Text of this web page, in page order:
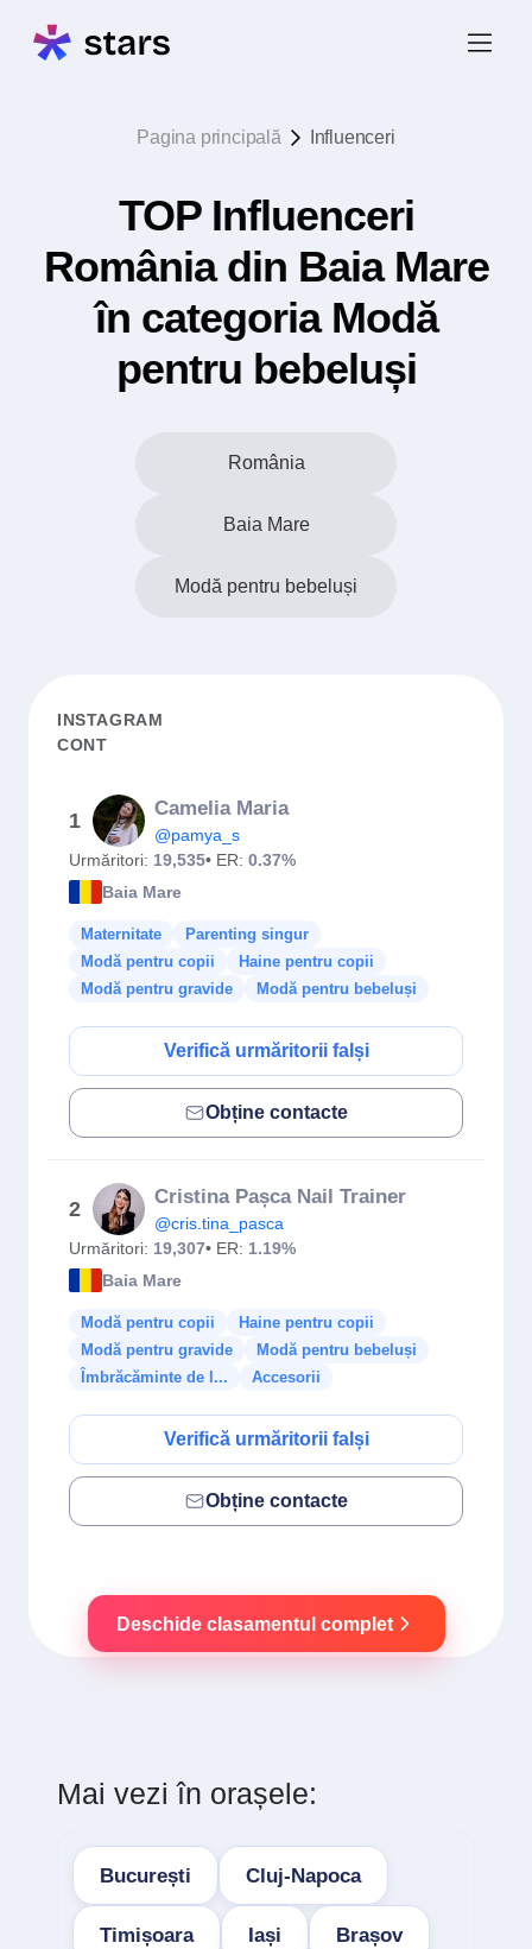
Pagina principală Influenceri
TOP Influenceri
România din Baia Mare
în categoria Modă
pentru bebeluși
România
Baia Mare
Modă pentru bebeluși
INSTAGRAM
CONT
1
Camelia Maria
@pamya_s
Urmăritori: 19,535• ER: 0.37%
Baia Mare
Maternitate
Parenting singur
Modă pentru copii
Haine pentru copii
Modă pentru gravide
Modă pentru bebeluși
Verifică urmăritorii falși
Obține contacte
2
Cristina Pașca Nail Trainer
@cris.tina_pasca
Urmăritori: 19,307• ER: 1.19%
Baia Mare
Modă pentru copii
Haine pentru copii
Modă pentru gravide
Modă pentru bebeluși
Îmbrăcăminte de l...
Accesorii
Verifică urmăritorii falși
Obține contacte
Deschide clasamentul complet
Mai vezi în orașele:
București Cluj-Napoca
Timișoara Iași Brașov